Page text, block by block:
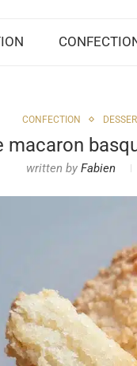
CONFECTION
macaron
written by Fabien